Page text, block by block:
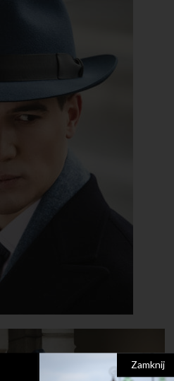
Zamknij